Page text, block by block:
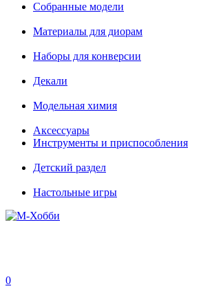
Собранные модели
Материалы для диорам
Наборы для конверсии
Декали
Модельная химия
Аксессуары
Инструменты и приспособления
Детский раздел
Настольные игры
0